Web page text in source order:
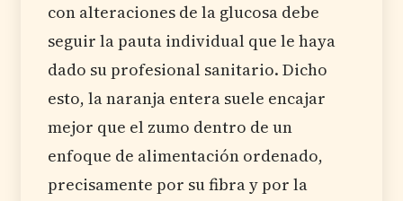
con alteraciones de la glucosa debe
seguir la pauta individual que le haya
dado su profesional sanitario. Dicho
esto, la naranja entera suele encajar
mejor que el zumo dentro de un
enfoque de alimentación ordenado,
precisamente por su fibra y por la